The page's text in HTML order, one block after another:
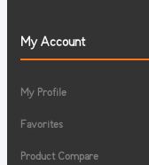
My Account
My Profile
Favorites
Product Compare